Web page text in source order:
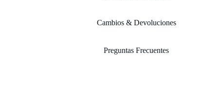
Cambios & Devoluciones
Preguntas Frecuentes